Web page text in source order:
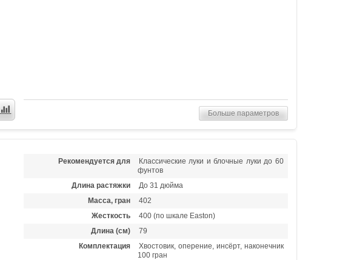
Больше параметров
Рекомендуется для
Классические луки и блочные луки до 60
фунтов
Длина растяжки
До 31 дюйма
Масса, гран
402
Жесткость
400 (по шкале Easton)
Длина (см)
79
Комплектация
Хвостовик, оперение, инсёрт, наконечник
100 гран